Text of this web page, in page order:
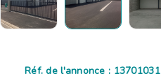
Réf. de l'annonce : 13701031